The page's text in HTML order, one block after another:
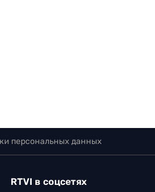
персональных данных
RTVI в соцсетях